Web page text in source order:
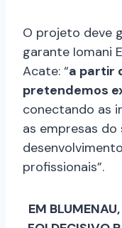
O projeto deve
garante Iomani
Acate: “a partir
pretendemos
conectando as
as empresas
profissionais”.
EM